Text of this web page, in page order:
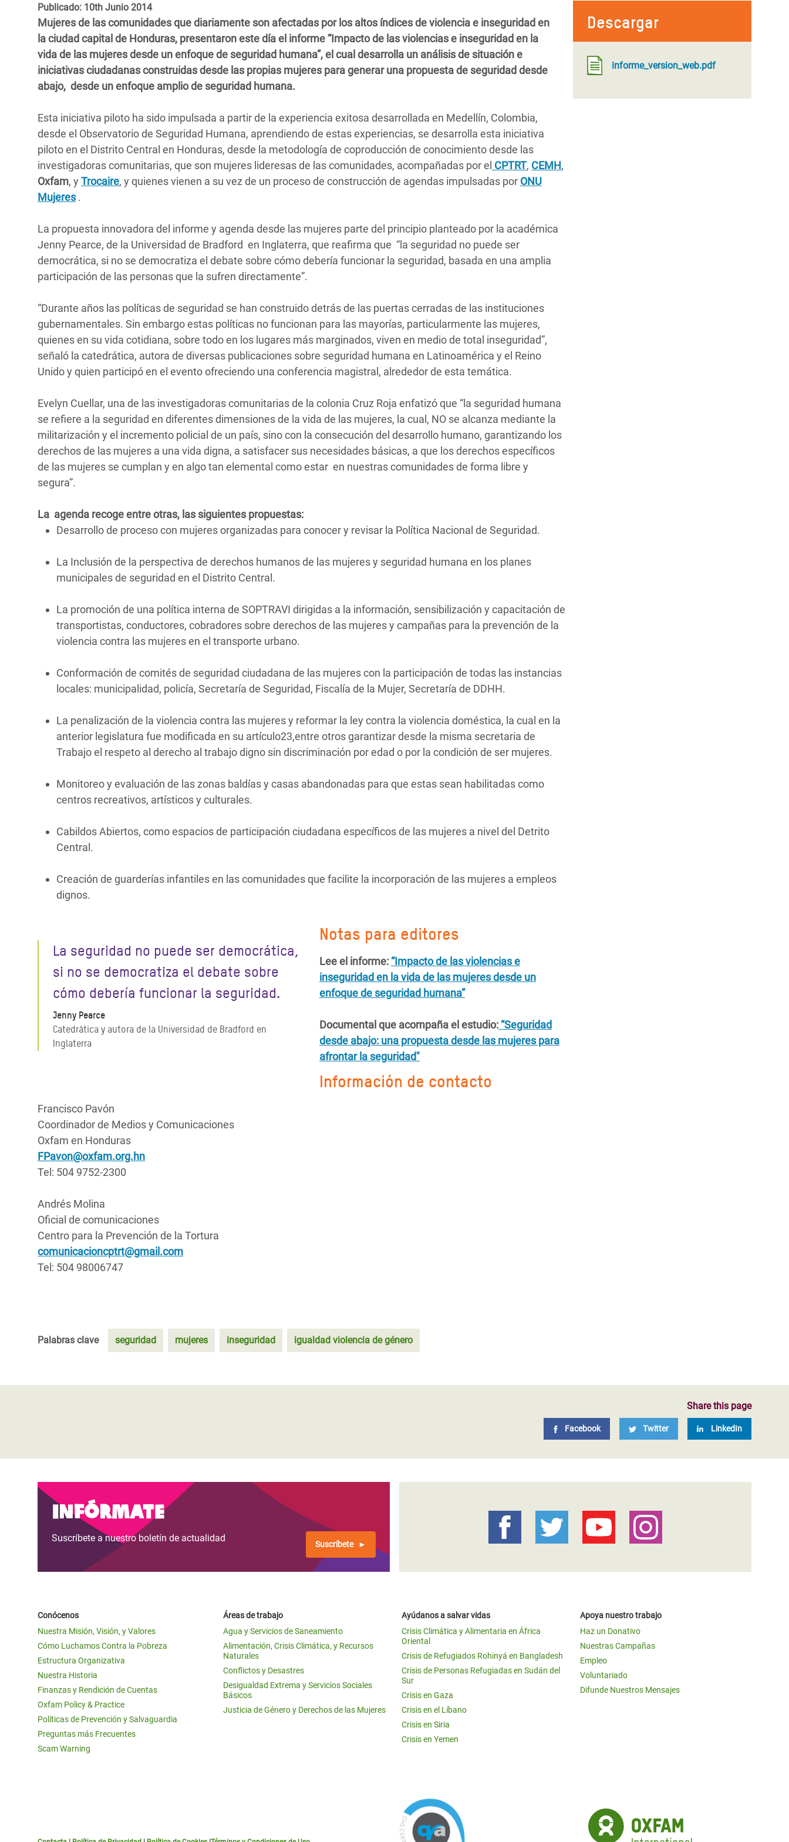
Conflictos y Desastres
Desigualdad Extrema y
Servicios Sociales Básicos
Inequality and Rights in a
Gender, Rights, and Justice
en África Oriental
Crisis de Personas Refugiadas
en Sudán del Sur
Crisis de Refugiados Rohinyá
Crisis en Siria
Crisis en Yemen
#ActuaPorElClima
Erradiquemos el Sufrimiento Humano que
se Oculta tras los Alimentos
¡Basta! Acabemos con las violencias contra
mujeres y niñas
ayuda
a
la
navegación
Publicado: 10th Junio 2014
Descargar
informe_version_web.pdf
Mujeres de las comunidades que diariamente son afectadas por los altos índices de violencia e inseguridad en
la ciudad capital de Honduras, presentaron este día el informe “Impacto de las violencias e inseguridad en la
vida de las mujeres desde un enfoque de seguridad humana”, el cual desarrolla un análisis de situación e
iniciativas ciudadanas construidas desde las propias mujeres para generar una propuesta de seguridad desde
abajo, desde un enfoque amplio de seguridad humana.
Esta iniciativa piloto ha sido impulsada a partir de la experiencia exitosa desarrollada en Medellín, Colombia,
desde el Observatorio de Seguridad Humana, aprendiendo de estas experiencias, se desarrolla esta iniciativa
piloto en el Distrito Central en Honduras, desde la metodología de coproducción de conocimiento desde las
investigadoras comunitarias, que son mujeres lideresas de las comunidades, acompañadas por el CPTRT, CEMH,
Oxfam, y Trocaire, y quienes vienen a su vez de un proceso de construcción de agendas impulsadas por ONU
Mujeres.
La propuesta innovadora del informe y agenda desde las mujeres parte del principio planteado por la académica
Jenny Pearce, de la Universidad de Bradford en Inglaterra, que reafirma que “la seguridad no puede ser
democrática, si no se democratiza el debate sobre cómo debería funcionar la seguridad, basada en una amplia
participación de las personas que la sufren directamente”.
“Durante años las políticas de seguridad se han construido detrás de las puertas cerradas de las instituciones
gubernamentales. Sin embargo estas políticas no funcionan para las mayorías, particularmente las mujeres,
quienes en su vida cotidiana, sobre todo en los lugares más marginados, viven en medio de total inseguridad”,
señaló la catedrática, autora de diversas publicaciones sobre seguridad humana en Latinoamérica y el Reino
Unido y quien participó en el evento ofreciendo una conferencia magistral, alrededor de esta temática.
Evelyn Cuellar, una de las investigadoras comunitarias de la colonia Cruz Roja enfatizó que “la seguridad humana
se refiere a la seguridad en diferentes dimensiones de la vida de las mujeres, la cual, NO se alcanza mediante la
militarización y el incremento policial de un país, sino con la consecución del desarrollo humano, garantizando los
derechos de las mujeres a una vida digna, a satisfacer sus necesidades básicas, a que los derechos específicos
de las mujeres se cumplan y en algo tan elemental como estar en nuestras comunidades de forma libre y
segura”.
La agenda recoge entre otras, las siguientes propuestas:
Desarrollo de proceso con mujeres organizadas para conocer y revisar la Política Nacional de Seguridad.
La Inclusión de la perspectiva de derechos humanos de las mujeres y seguridad humana en los planes
municipales de seguridad en el Distrito Central.
La promoción de una política interna de SOPTRAVI dirigidas a la información, sensibilización y capacitación de
transportistas, conductores, cobradores sobre derechos de las mujeres y campañas para la prevención de la
violencia contra las mujeres en el transporte urbano.
Conformación de comités de seguridad ciudadana de las mujeres con la participación de todas las instancias
locales: municipalidad, policía, Secretaría de Seguridad, Fiscalía de la Mujer, Secretaría de DDHH.
La penalización de la violencia contra las mujeres y reformar la ley contra la violencia doméstica, la cual en la
anterior legislatura fue modificada en su artículo23,entre otros garantizar desde la misma secretaria de
Trabajo el respeto al derecho al trabajo digno sin discriminación por edad o por la condición de ser mujeres.
Monitoreo y evaluación de las zonas baldías y casas abandonadas para que estas sean habilitadas como
centros recreativos, artísticos y culturales.
Cabildos Abiertos, como espacios de participación ciudadana específicos de las mujeres a nivel del Detrito
Central.
Creación de guarderías infantiles en las comunidades que facilite la incorporación de las mujeres a empleos
dignos.
La seguridad no puede ser democrática,
si no se democratiza el debate sobre
cómo debería funcionar la seguridad.
Jenny Pearce
Catedrática y autora de la Universidad de Bradford en
Inglaterra
Notas para editores
Lee el informe: “Impacto de las violencias e
inseguridad en la vida de las mujeres desde un
enfoque de seguridad humana”
Documental que acompaña el estudio: “Seguridad
desde abajo: una propuesta desde las mujeres para
afrontar la seguridad"
Información de contacto
Francisco Pavón
Coordinador de Medios y Comunicaciones
Oxfam en Honduras
FPavon@oxfam.org.hn
Tel: 504 9752-2300
Andrés Molina
Oficial de comunicaciones
Centro para la Prevención de la Tortura
comunicacioncptrt@gmail.com
Tel: 504 98006747
Palabras clave seguridad mujeres inseguridad igualdad violencia de género
Share this page
Facebook Twitter LinkedIn
Infórmate
Suscríbete a nuestro boletín de actualidad
Suscríbete
Conócenos
Nuestra Misión, Visión, y Valores
Cómo Luchamos Contra la Pobreza
Estructura Organizativa
Nuestra Historia
Finanzas y Rendición de Cuentas
Oxfam Policy & Practice
Políticas de Prevención y Salvaguardia
Preguntas más Frecuentes
Scam Warning
Áreas de trabajo
Agua y Servicios de Saneamiento
Alimentación, Crisis Climática, y Recursos
Naturales
Conflictos y Desastres
Desigualdad Extrema y Servicios Sociales
Básicos
Justicia de Género y Derechos de las Mujeres
Ayúdanos a salvar vidas
Crisis Climática y Alimentaria en África
Oriental
Crisis de Refugiados Rohinyá en Bangladesh
Crisis de Personas Refugiadas en Sudán del
Sur
Crisis en Gaza
Crisis en el Líbano
Crisis en Siria
Crisis en Yemen
Apoya nuestro trabajo
Haz un Donativo
Nuestras Campañas
Empleo
Voluntariado
Difunde Nuestros Mensajes